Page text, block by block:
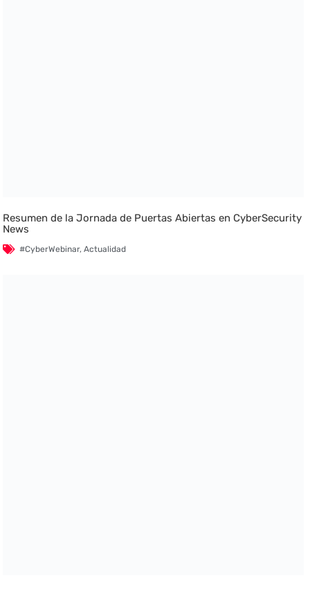
Resumen de la Jornada de Puertas Abiertas en CyberSecurity
News
#CyberWebinar,Actualidad